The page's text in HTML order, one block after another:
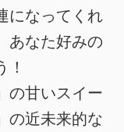
になってくれ
あなた好みの
の甘いスイー
の近未来的な